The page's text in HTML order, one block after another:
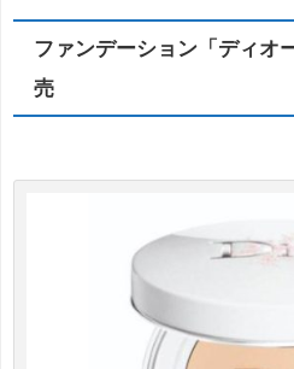
ファンデーション「ディオ
売